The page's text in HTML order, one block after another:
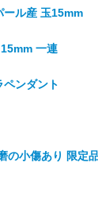
ール産 玉15mm
一連
ンダント
の小傷あり 限定